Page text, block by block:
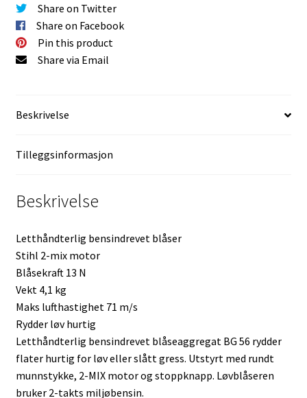
Share on Twitter
Share on Facebook
Pin this product
Share via Email
Beskrivelse
Tilleggsinformasjon
Beskrivelse
Letthåndterlig bensindrevet blåser
Stihl 2-mix motor
Blåsekraft 13 N
Vekt 4,1 kg
Maks lufthastighet 71 m/s
Rydder løv hurtig
Letthåndterlig bensindrevet blåseaggregat BG 56 rydder
flater hurtig for løv eller slått gress. Utstyrt med rundt
munnstykke, 2-MIX motor og stoppknapp. Løvblåseren
bruker 2-takts miljøbensin.